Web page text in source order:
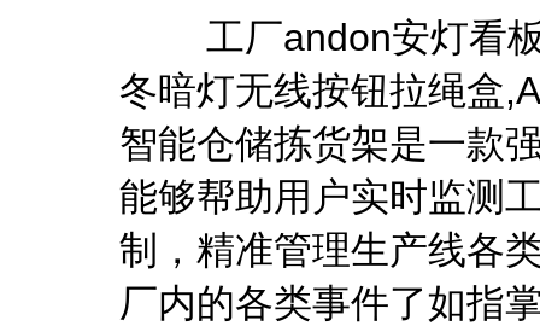
工厂andon安灯看板,
冬暗灯无线按钮拉绳盒
智能仓储拣货架是一款
能够帮助用户实时监测
制，精准管理生产线各
厂内的各类事件了如指